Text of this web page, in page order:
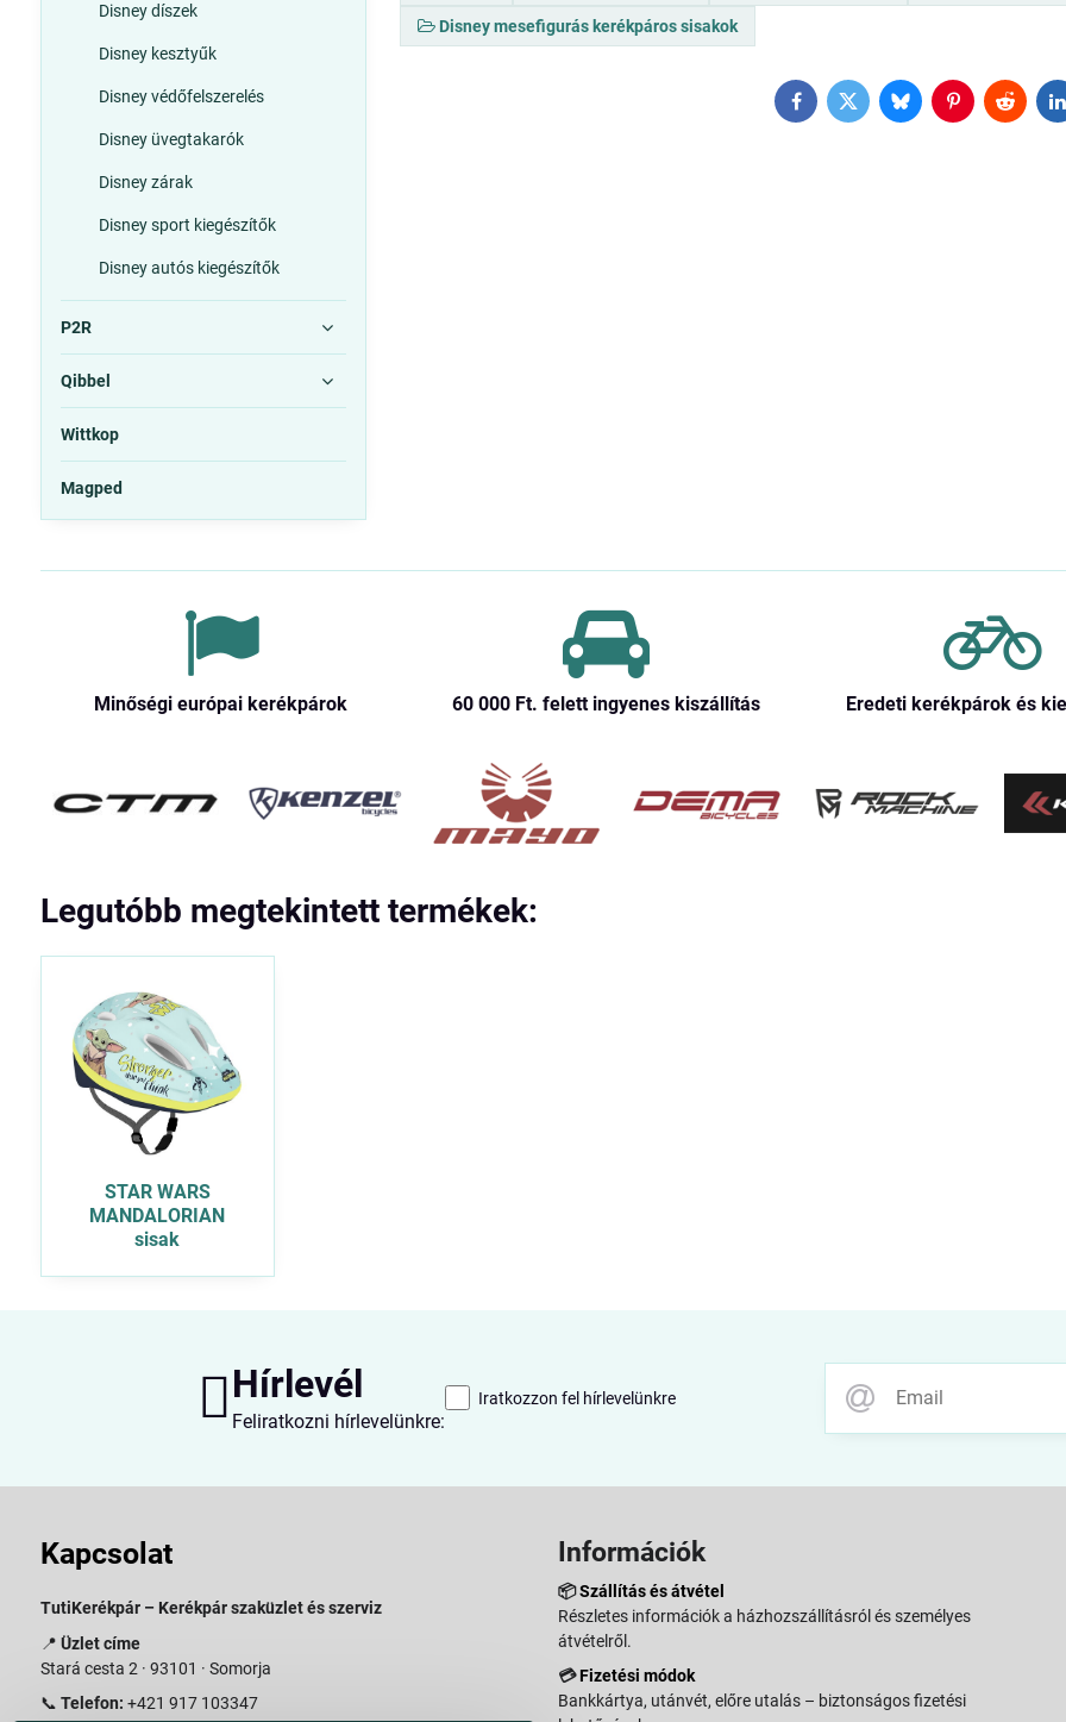
Disney mesefigurás kerékpáros sisakok
FacebookTwitterBlueskyPinterestReddit
Disney díszek
Disney kesztyűk
Disney védőfelszerelés
Disney üvegtakarók
Disney zárak
Disney sport kiegészítők
Disney autós kiegészítők
P2R
Qibbel
Wittkop
Magped
Minőségi európai kerékpárok 60 000 Ft​. felett ingyenes kiszállítás Eredeti kerékpárok és
Legutóbb megtekintett termékek:
STAR WARS
MANDALORIAN
sisak
Hírlevél
Feliratkozni hírlevelünkre:
Iratkozzon fel hírlevelünkre
Kapcsolat
TutiKerékpár – Kerékpár szaküzlet és szerviz
📍 Üzlet címe
Stará cesta 2 · 93101 · Somorja
📞 Telefon: +421 917 103347
Információk
📦Szállítás és átvétel
Részletes információk a házhozszállításról és személyes
átvételről.
💳Fizetési módok
Bankkártya, utánvét, előre utalás – biztonságos fizetési